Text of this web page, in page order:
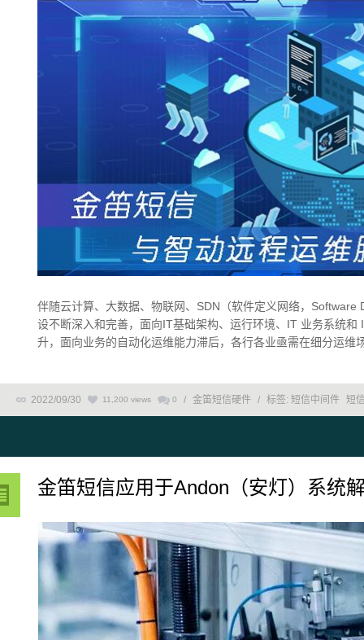
伴随云计算、大数据、物联网、SDN（软件定义网络，
设不断深入和完善，面向IT基础架构、运行环境、IT 业务系统
升，面向业务的自动化运维能力滞后，各行各业亟需在细分运
2022/09/30 11,200 views 0 / 金笛短信硬件 / 标签: 短信中间件 短
金笛短信应用于Andon（安灯）系统